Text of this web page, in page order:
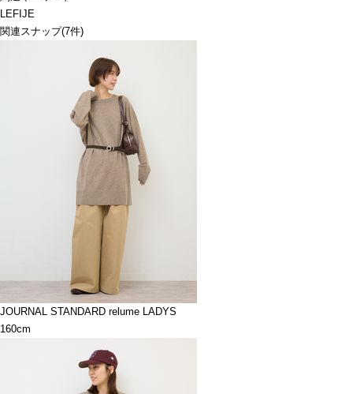
LEFIJE
関連スナップ(7件)
JOURNAL STANDARD relume LADYS
160cm